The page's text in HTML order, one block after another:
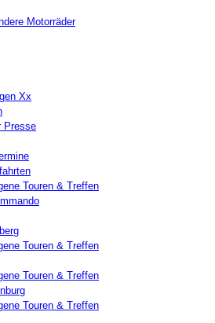
Motorräder
Xx
Touren & Treffen
Touren & Treffen
Touren & Treffen
Touren & Treffen